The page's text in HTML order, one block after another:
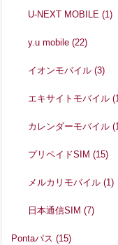
U-NEXT MOBILE(1)
y.u mobile(22)
イオンモバイル(3)
エキサイトモバイル
カレンダーモバイル
プリペイドSIM(15)
メルカリモバイル(1)
日本通信SIM(7)
Pontaパス (15)